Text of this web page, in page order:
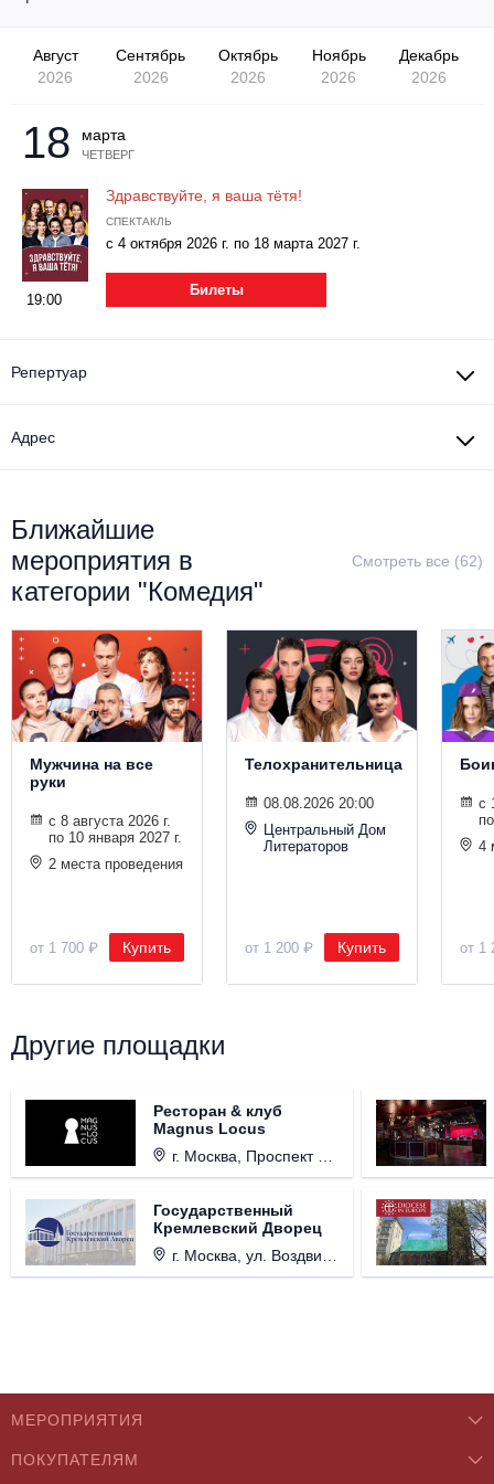
Альтернатива
Классическая музыка
Open-air на ВДНХ
Джаз и блюз
Комедия
Творческий вечер
Мюзикл, оперетта
Балет
Драма
Детский концерт
Детский мюзикл
Все события
Август
2026
Сентябрь
2026
Октябрь
2026
Ноябрь
2026
Декабрь
2026
18 ЧЕТВЕРГ
марта
19:00
Здравствуйте, я ваша тётя!
СПЕКТАКЛЬ
с 4 октября 2026 г. по 18 марта 2027 г.
Билеты
Репертуар
Адрес
Ближайшие
мероприятия в
категории "Комедия"
Смотреть все (62)
Мужчина на все
руки
с 8 августа 2026 г.
по 10 января 2027 г.
2 места проведения
от 1 700 ₽ Купить
Телохранительница
08.08.2026 20:00
Центральный Дом
Литераторов
от 1 200 ₽ Купить
с
4
от 1
Другие площадки
Ресторан & клуб
Magnus Locus
г. Москва, Проспект Мира, д. 12, стр. 9.
Государственный
Кремлевский Дворец
г. Москва, ул. Воздвиженка, д. 1, Кремль.
МЕРОПРИЯТИЯ
Концерты
ПОКУПАТЕЛЯМ